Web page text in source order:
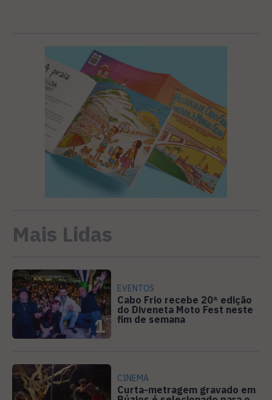
Mais Lidas
1
EVENTOS
Cabo Frio recebe 20ª edição
do Diveneta Moto Fest neste
fim de semana
CINEMA
Curta-metragem gravado em